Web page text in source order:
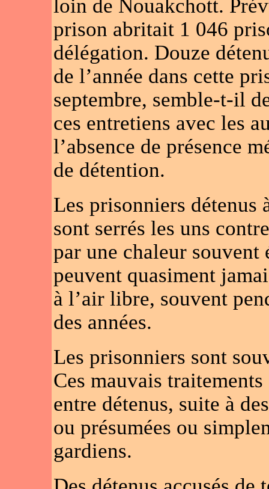
loin de Nouakchott.
prison abritait 1 046
délégation. Douze
de l’année dans cette
septembre, semble-t-il
ces entretiens avec les
l’absence de présence
de détention.
Les prisonniers détenus
sont serrés les uns
par une chaleur souvent
peuvent quasiment
à l’air libre, souvent
des années.
Les prisonniers sont
Ces mauvais
entre détenus, suite à
ou présumées ou
gardiens.